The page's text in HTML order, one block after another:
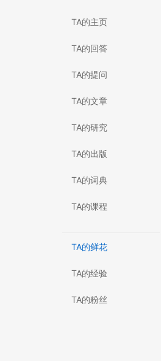
TA的主页
TA的回答
TA的提问
TA的文章
TA的研究
TA的出版
TA的词典
TA的课程
TA的鲜花
TA的经验
TA的粉丝